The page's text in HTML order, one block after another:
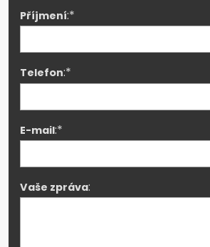
Příjmení:*
Telefon:*
E-mail:*
Vaše zpráva: